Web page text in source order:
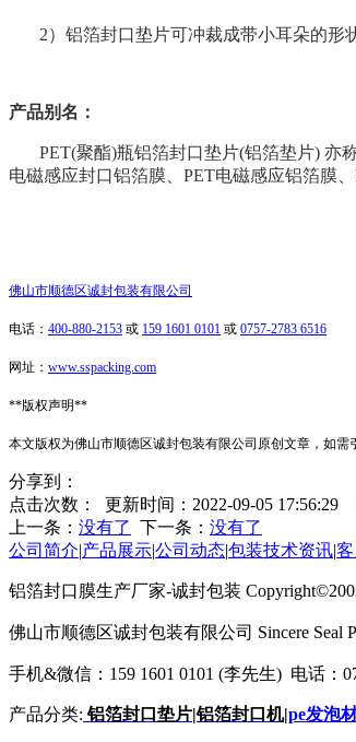
2）铝箔封口垫片可冲裁成带小耳朵的形
产品别名：
PET(聚酯)瓶铝箔封口垫片(铝箔垫片) 亦
电磁感应封口铝箔膜、 PET电磁感应铝箔膜、
佛山市顺德区诚封包装有限公司
电话： 400-880-2153 或 159 1601 0101 或 0757-2783 6516
网址： www.sspacking.com
**版权声明**
本文版权为佛山市顺德区诚封包装有限公司原创文章，如需
分享到：
点击次数：
更新时间：2022-09-05 17:56:29
上一条： 没有了 下一条： 没有了
公司简介|产品展示|公司动态|包装技术资讯|
铝箔封口膜生产厂家-诚封包装
佛山市顺德区诚封包装有限公司 Sincere Seal
手机&微信：159 1601 0101 (李先生) 电话：
产品分类: 铝箔封口垫片|铝箔封口机|pe发泡